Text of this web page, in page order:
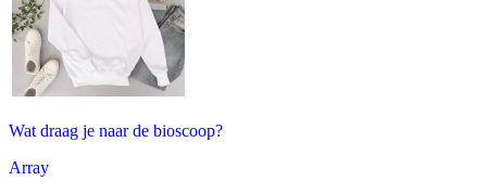
Wat draag je naar de bioscoop?
Array